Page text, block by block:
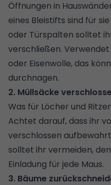
Öffnungen in
eines Bleistifts sind für
oder Türspalten solltet
verschließen.
oder Eisenwolle, das
durchnagen.
2. Müllsäcke
Was für Löcher und
Achtet darauf, dass ihr
verschlossen
solltet ihr vermeiden,
Einladung für jede Maus.
3. Bäume